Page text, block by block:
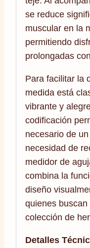
se reduce
muscular en la
permitiendo
prolongadas
Para facilitar la
medida está
vibrante y
codificación
necesario de
necesidad de
medidor de
combina la
diseño
quienes
colección de
Detalles